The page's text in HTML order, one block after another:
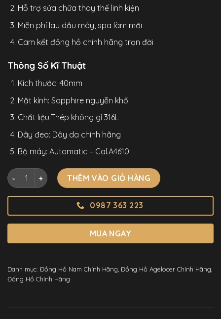
Hỗ trợ sửa chữa thay thế linh kiện
Miễn phí lau dầu máy, spa làm mới
Cam kết đồng hồ chính hãng trọn đời
Thông Số Kĩ Thuật
Kích thước: 40mm
Mặt kính: Sapphire nguyễn khối
Chất liệu:Thép không gỉ 316L
Dây đeo: Dây da chính hãng
Bộ máy: Automatic – Cal.A4610
Đồng Hồ Agelocer Moon Phases 6406E1 Chính Hãng Nam
THÊM VÀO GIỎ HÀNG
0987 363 223
MUA NGAY
Danh mục: Đồng Hồ Nam Chính Hãng Đồng Hồ Agelocer Chính Hãng
Đồng Hồ Chính Hãng